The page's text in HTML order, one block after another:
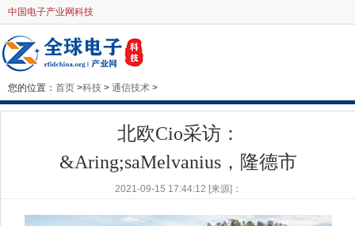
中国电子产业网科技
您的位置： 首页 >科技 > 通信技术 >
北欧Cio采访：
&Aring;saMelvanius，隆德市
2021-09-15 17:44:12 [来源]：